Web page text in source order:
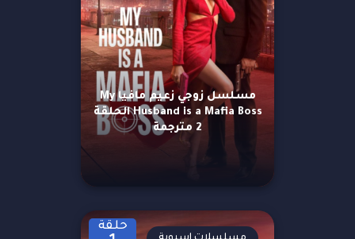
مسلسل زوجي زعيم مافيا My
Husband is a Mafia Boss الحلقة
2 مترجمة
حلقة